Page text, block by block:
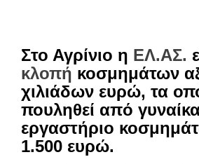
Στο Αγρίνιο η ΕΛ.ΑΣ.
κλοπή κοσμημάτων
χιλιάδων ευρώ, τα
πουληθεί από
εργαστήριο
1.500 ευρώ.